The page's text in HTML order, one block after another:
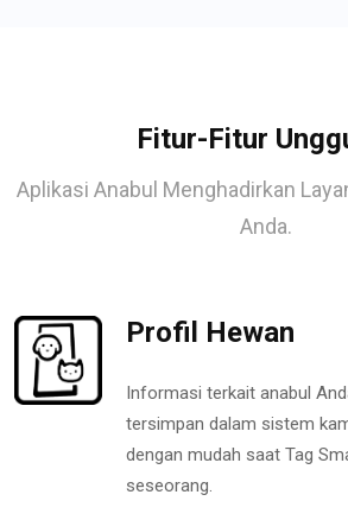
Fitur-Fitur
Aplikasi Anabul Menghadirkan
Anda.
Profil Hewan
Informasi terkait anabul
tersimpan dalam sistem
dengan mudah saat Tag
seseorang.